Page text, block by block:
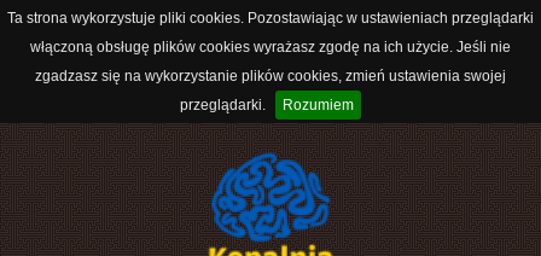
Ta strona wykorzystuje pliki cookies. Pozostawiając w ustawieniach przeglądarki
włączoną obsługę plików cookies wyrażasz zgodę na ich użycie. Jeśli nie
zgadzasz się na wykorzystanie plików cookies, zmień ustawienia swojej
przeglądarki.
Rozumiem